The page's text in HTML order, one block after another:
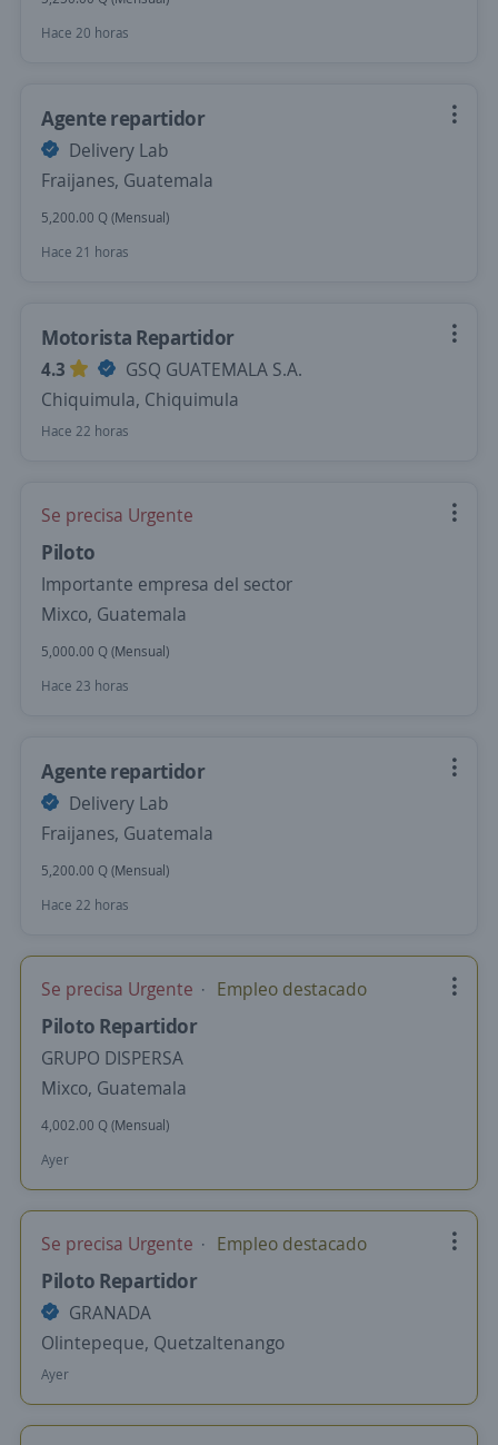
Hace 20 horas
Agente repartidor
Delivery Lab
Fraijanes, Guatemala
5,200.00 Q (Mensual)
Hace 21 horas
Motorista Repartidor
4.3
GSQ GUATEMALA S.A.
Chiquimula, Chiquimula
Hace 22 horas
Se precisa Urgente
Piloto
Importante empresa del sector
Mixco, Guatemala
5,000.00 Q (Mensual)
Hace 23 horas
Agente repartidor
Delivery Lab
Fraijanes, Guatemala
5,200.00 Q (Mensual)
Hace 22 horas
Se precisa Urgente Empleo destacado
Piloto Repartidor
GRUPO DISPERSA
Mixco, Guatemala
4,002.00 Q (Mensual)
Ayer
Se precisa Urgente Empleo destacado
Piloto Repartidor
GRANADA
Olintepeque, Quetzaltenango
Ayer